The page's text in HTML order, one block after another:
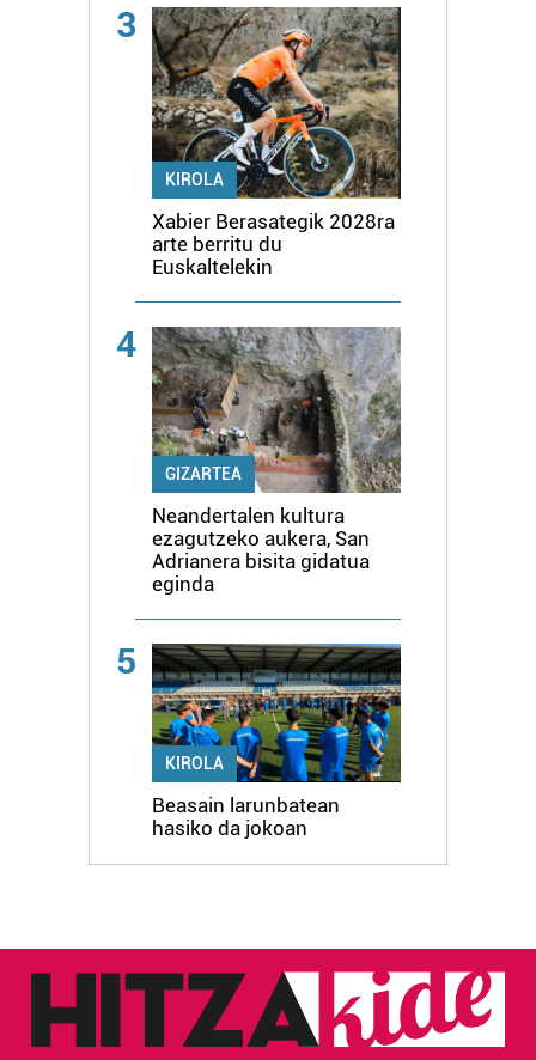
3
KIROLA
Xabier Berasategik 2028ra
arte berritu du
Euskaltelekin
4
GIZARTEA
Neandertalen kultura
ezagutzeko aukera, San
Adrianera bisita gidatua
eginda
5
KIROLA
Beasain larunbatean
hasiko da jokoan